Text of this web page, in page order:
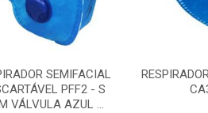
SEMIFACIAL
PFF2 - S
VÁLVULA AZUL ...